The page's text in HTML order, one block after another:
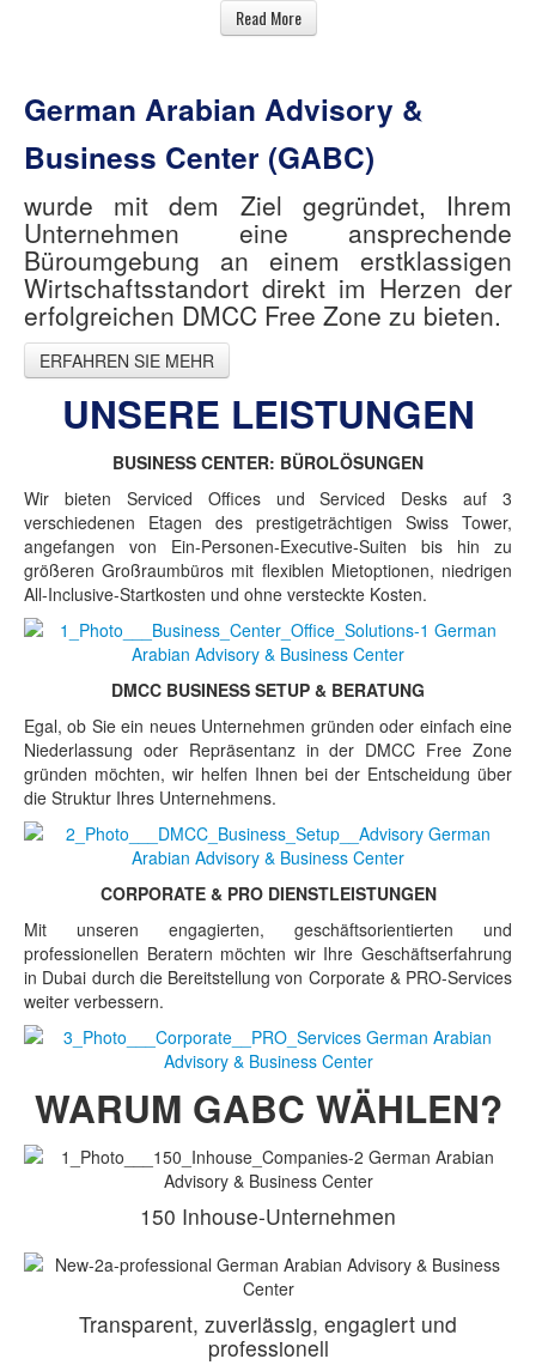
Read More
German Arabian Advisory &
Business Center (GABC)
wurde mit dem Ziel gegründet, Ihrem
Unternehmen eine ansprechende
Büroumgebung an einem erstklassigen
Wirtschaftsstandort direkt im Herzen der
erfolgreichen DMCC Free Zone zu bieten.
ERFAHREN SIE MEHR
UNSERE LEISTUNGEN
BUSINESS CENTER: BÜROLÖSUNGEN
Wir bieten Serviced Offices und Serviced Desks auf 3
verschiedenen Etagen des prestigeträchtigen Swiss Tower,
angefangen von Ein-Personen-Executive-Suiten bis hin zu
größeren Großraumbüros mit flexiblen Mietoptionen, niedrigen
All-Inclusive-Startkosten und ohne versteckte Kosten.
DMCC BUSINESS SETUP & BERATUNG
Egal, ob Sie ein neues Unternehmen gründen oder einfach eine
Niederlassung oder Repräsentanz in der DMCC Free Zone
gründen möchten, wir helfen Ihnen bei der Entscheidung über
die Struktur Ihres Unternehmens.
CORPORATE & PRO DIENSTLEISTUNGEN
Mit unseren engagierten, geschäftsorientierten und
professionellen Beratern möchten wir Ihre Geschäftserfahrung
in Dubai durch die Bereitstellung von Corporate & PRO-Services
weiter verbessern.
WARUM GABC WÄHLEN?
150 Inhouse-Unternehmen
Transparent, zuverlässig, engagiert und
professionell